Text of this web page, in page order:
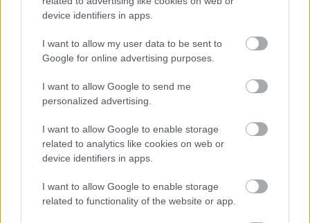
device identifiers in apps.
I want to allow my user data to be sent to
Google for online advertising purposes.
I want to allow Google to send me
personalized advertising.
I want to allow Google to enable storage
related to analytics like cookies on web or
device identifiers in apps.
I want to allow Google to enable storage
related to functionality of the website or app.
Támogasd adományoddal
a ManUtdFanatics.hu működését!
Kapcsolódó hírek